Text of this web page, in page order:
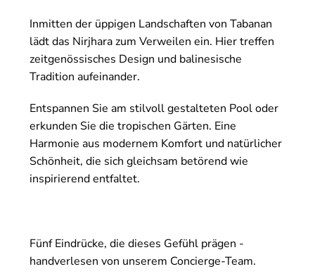
Inmitten der üppigen Landschaften von Tabanan
lädt das Nirjhara zum Verweilen ein. Hier treffen
zeitgenössisches Design und balinesische
Tradition aufeinander.
Entspannen Sie am stilvoll gestalteten Pool oder
erkunden Sie die tropischen Gärten. Eine
Harmonie aus modernem Komfort und natürlicher
Schönheit, die sich gleichsam betörend wie
inspirierend entfaltet.
Fünf Eindrücke, die dieses Gefühl prägen -
handverlesen von unserem Concierge-Team.